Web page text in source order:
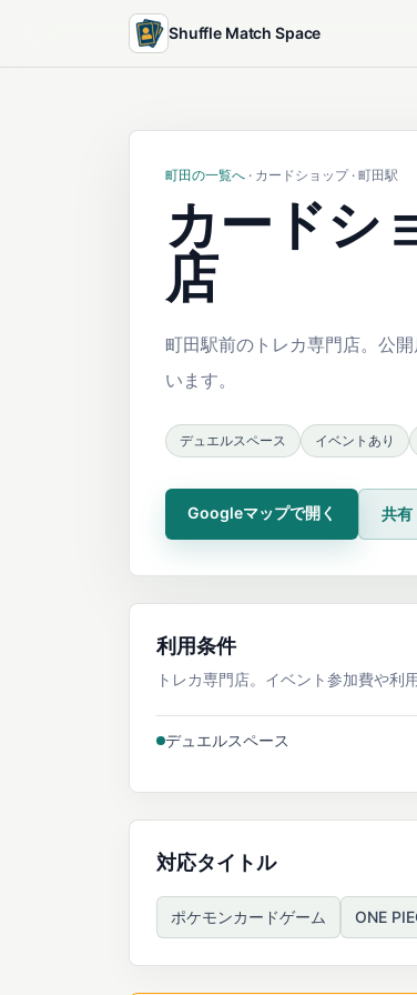
Shuffle Match Space
町田の一覧へ · カードショップ · 町田駅
カードシ
店
町田駅前のトレカ専門店。公
います。
デュエルスペース イベントあり
Googleマップで開く 共有
利用条件
トレカ専門店。イベント参加費や利
デュエルスペース
対応タイトル
ポケモンカードゲーム ONE